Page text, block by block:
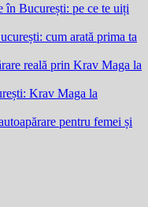
în București: pe ce te uiți
cum arată prima ta
reală prin Krav Maga la
Krav Maga la
pentru femei și